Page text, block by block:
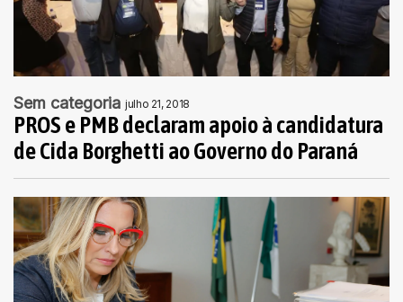
Sem categoria julho 21, 2018
PROS e PMB declaram apoio à candidatura
de Cida Borghetti ao Governo do Paraná